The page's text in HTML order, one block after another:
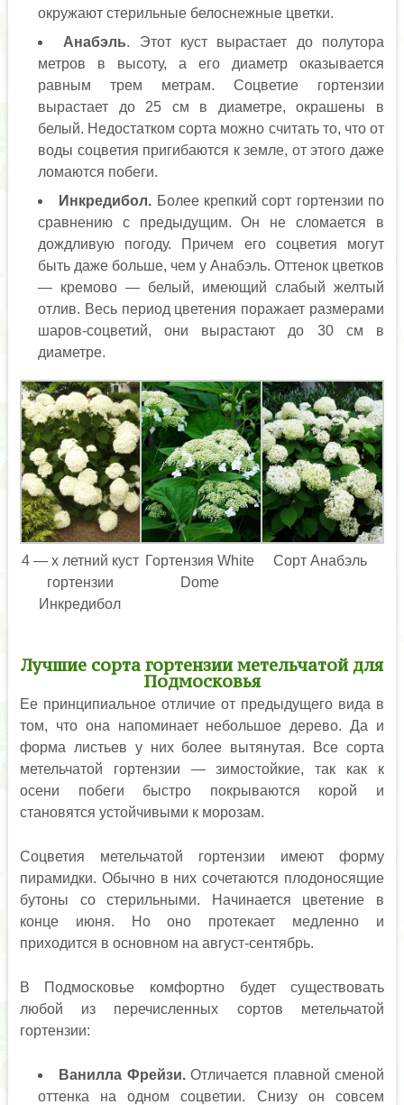
окружают стерильные белоснежные цветки.
Анабэль. Этот куст вырастает до полутора
метров в высоту, а его диаметр оказывается
равным трем метрам. Соцветие гортензии
вырастает до 25 см в диаметре, окрашены в
белый. Недостатком сорта можно считать то, что от
воды соцветия пригибаются к земле, от этого даже
ломаются побеги.
Инкредибол. Более крепкий сорт гортензии по
сравнению с предыдущим. Он не сломается в
дождливую погоду. Причем его соцветия могут
быть даже больше, чем у Анабэль. Оттенок цветков
— кремово — белый, имеющий слабый желтый
отлив. Весь период цветения поражает размерами
шаров-соцветий, они вырастают до 30 см в
диаметре.
4 — х летний куст
гортензии
Инкредибол
Гортензия White
Dome
Сорт Анабэль
Лучшие сорта гортензии метельчатой для
Подмосковья
Ее принципиальное отличие от предыдущего вида в
том, что она напоминает небольшое дерево. Да и
форма листьев у них более вытянутая. Все сорта
метельчатой гортензии — зимостойкие, так как к
осени побеги быстро покрываются корой и
становятся устойчивыми к морозам.
Соцветия метельчатой гортензии имеют форму
пирамидки. Обычно в них сочетаются плодоносящие
бутоны со стерильными. Начинается цветение в
конце июня. Но оно протекает медленно и
приходится в основном на август-сентябрь.
В Подмосковье комфортно будет существовать
любой из перечисленных сортов метельчатой
гортензии:
Ванилла Фрейзи.Отличается плавной сменой
оттенка на одном соцветии. Снизу он совсем